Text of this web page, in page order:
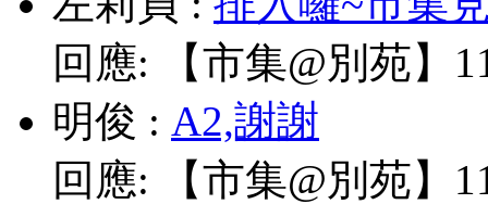
回應:
【市集@別苑】
明俊 : A2,謝謝
回應:
【市集@別苑】